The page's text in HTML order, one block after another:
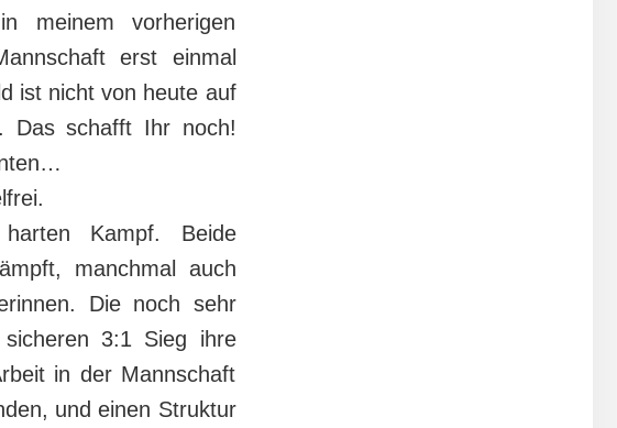
meinem vorherigen
erst einmal
ist nicht von heute auf
Das schafft Ihr noch!
Kampf. Beide
manchmal auch
Die noch sehr
3:1 Sieg ihre
in der Mannschaft
und einen Struktur